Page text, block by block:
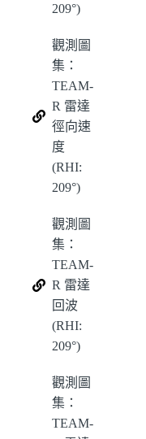
209°)
觀測圖
集：
TEAM-
R 雷達
徑向速
度
(RHI:
209°)
觀測圖
集：
TEAM-
R 雷達
回波
(RHI:
209°)
觀測圖
集：
TEAM-